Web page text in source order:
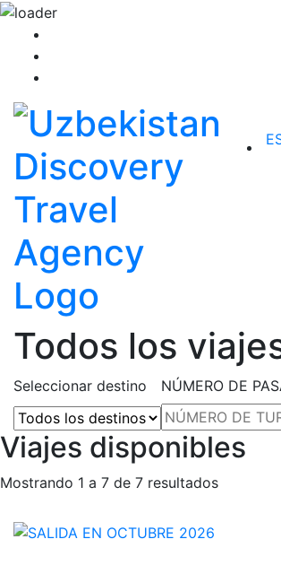
Todos los
Seleccionar destino NÚMERO DE
Viajes disponibles
Mostrando 1 a 7 de 7 resultados